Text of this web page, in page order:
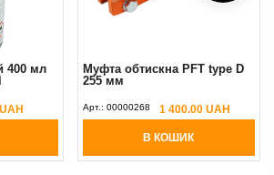
400 мл
Муфта обтискна PFT type D
255 мм
Арт.: 00000268 1 400.00 UAH
В КОШИК